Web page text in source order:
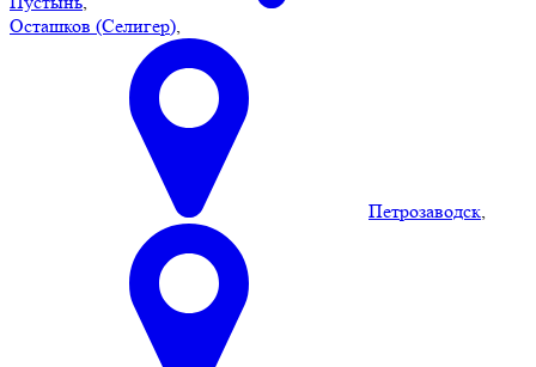
Осташков (Селигер)
Петрозаводск